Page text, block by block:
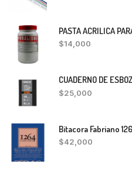
PASTA ACRILICA
$14,000
CUADERNO DE
$25,000
Bitacora Fabriano
$42,000